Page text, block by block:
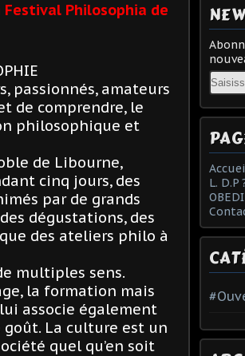
Philosophia de
passionnés, amateurs
de comprendre, le
philosophique et
de Libourne,
cinq jours, des
par de grands
dégustations, des
des ateliers philo à
multiples sens.
la formation mais
associe également
goût. La culture est un
quel qu’en soit
Email
L. D.P